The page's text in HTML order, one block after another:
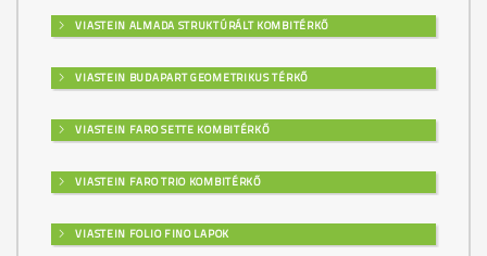
VIASTEIN ALMADA STRUKTÚRÁLT KOMBITÉRKŐ
VIASTEIN BUDAPART GEOMETRIKUS TÉRKŐ
VIASTEIN FARO SETTE KOMBITÉRKŐ
VIASTEIN FARO TRIO KOMBITÉRKŐ
VIASTEIN FOLIO FINO LAPOK